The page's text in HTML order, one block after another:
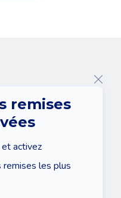
remises
activez
les plus